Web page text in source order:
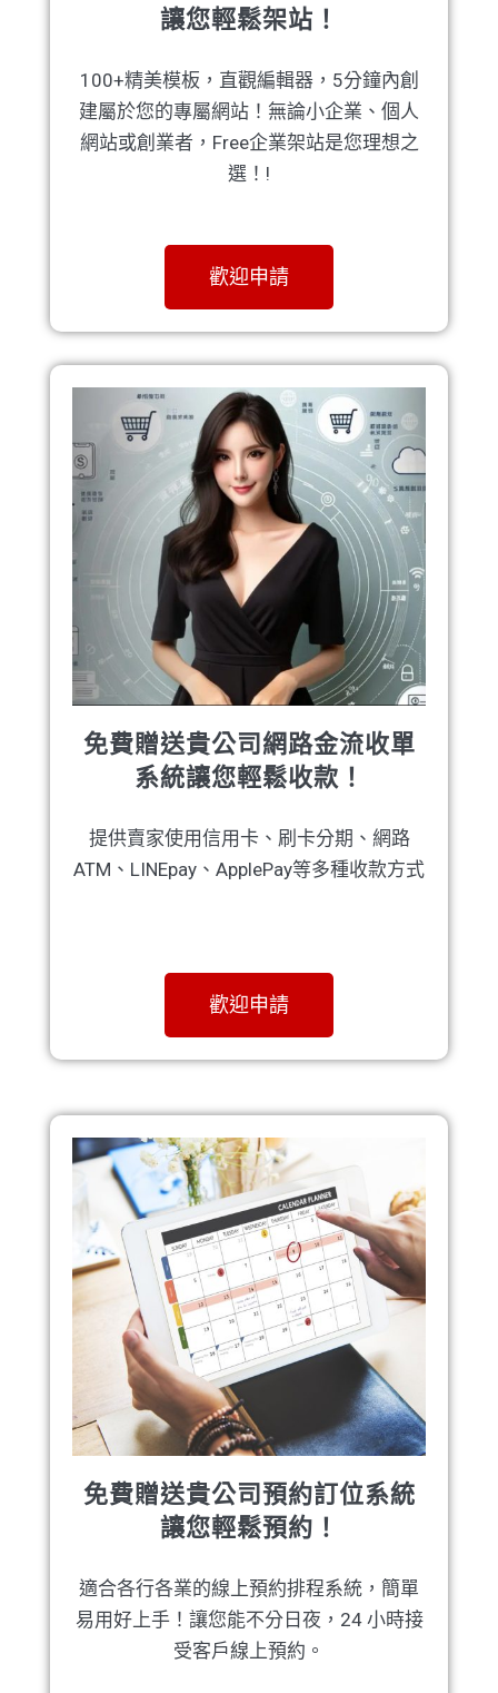
讓您輕鬆架站！
100+精美模板，直觀編輯器，5分鐘內創
建屬於您的專屬網站！無論小企業、個人
網站或創業者，Free企業架站是您理想之
選！!
歡迎申請
免費贈送貴公司網路金流收單
系統讓您輕鬆收款！
提供賣家使用信用卡、刷卡分期、網路
ATM、LINEpay、ApplePay等多種收款方式
歡迎申請
免費贈送貴公司預約訂位系統
讓您輕鬆預約！
適合各行各業的線上預約排程系統，簡單
易用好上手！讓您能不分日夜，24 小時接
受客戶線上預約。